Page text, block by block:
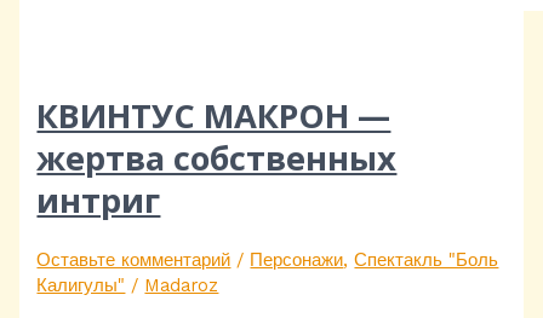
КВИНТУС МАКРОН —
жертва собственных
интриг
Оставьте комментарий / Персонажи,Спектакль "Боль
Калигулы" / Madaroz